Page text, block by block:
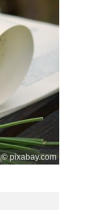
© pixabay.com